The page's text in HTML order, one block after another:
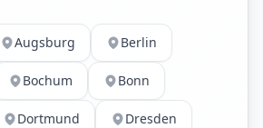
Augsburg Berlin
Bochum Bonn
Dortmund Dresden